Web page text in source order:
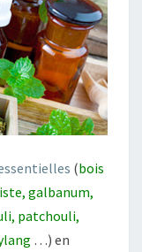
(bois
galbanum,
patchouli,
…) en